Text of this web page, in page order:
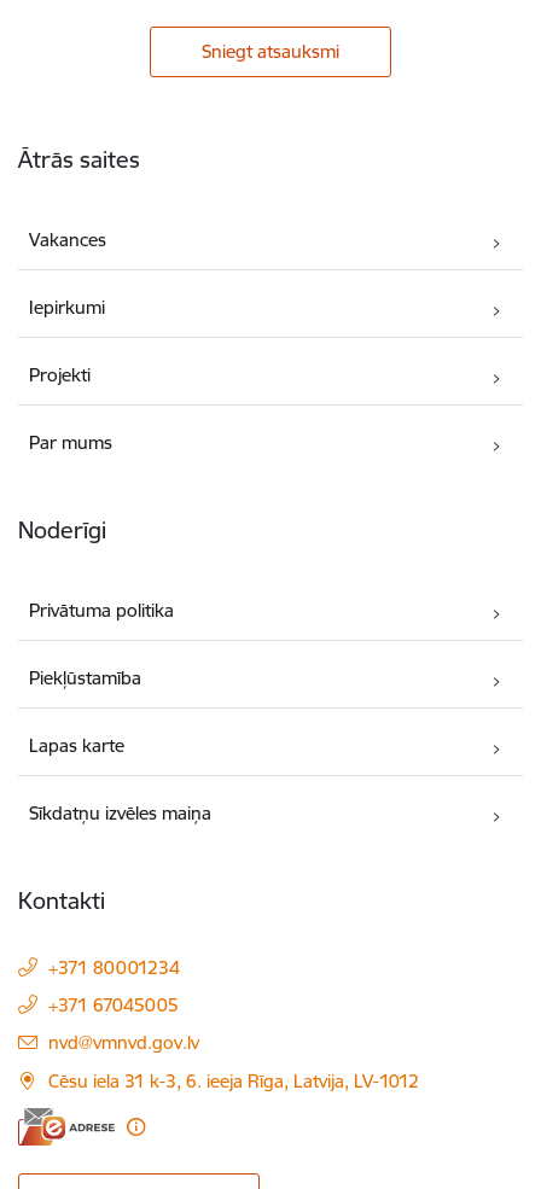
Sniegt atsauksmi
Ātrās saites
Vakances
Iepirkumi
Projekti
Par mums
Noderīgi
Privātuma politika
Piekļūstamība
Lapas karte
Sīkdatņu izvēles maiņa
Kontakti
+371 80001234
+371 67045005
E-pasts:
nvd@vmnvd.gov.lv
Cēsu iela 31 k-3, 6. ieeja Rīga, Latvija, LV-1012